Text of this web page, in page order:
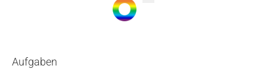
Aufgaben